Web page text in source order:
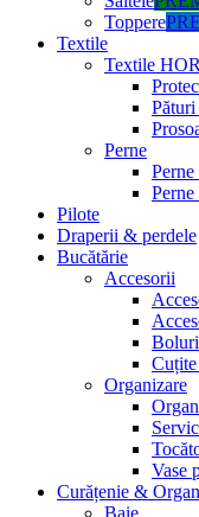
Toppere
Textile
Textile
Perne
Pilote
Draperii & perdele
Bucătărie
Accesorii
Boluri
Organizare
Vase
Curățenie &
Baie